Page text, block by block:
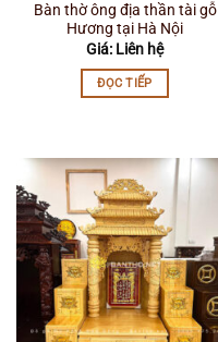
Bàn thờ ông địa thần tài gỗ
Hương tại Hà Nội
Giá: Liên hệ
ĐỌC TIẾP